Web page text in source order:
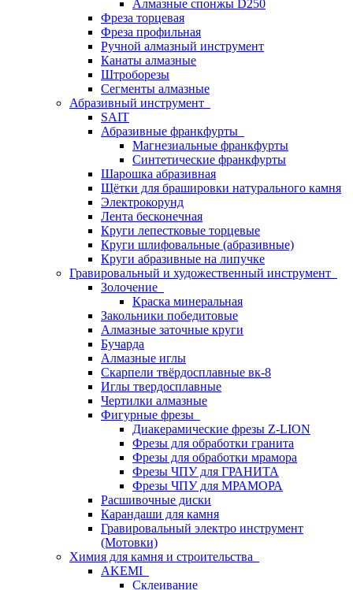
Алмазные спонжы D250
Фреза торцевая
Фреза профильная
Ручной алмазный инструмент
Канаты алмазные
Штроборезы
Сегменты алмазные
Абразивный инструмент
SAIT
Абразивные франкфурты
Магнезиальные франкфурты
Синтетические франкфурты
Шарошка абразивная
Щётки для брашировки натурального камня
Электрокорунд
Лента бесконечная
Круги лепестковые торцевые
Круги шлифовальные (абразивные)
Круги абразивные на липучке
Гравировальный и художественный инструмент
Золочение
Краска минеральная
Закольники победитовые
Алмазные заточные круги
Бучарда
Алмазные иглы
Скарпели твёрдосплавные вк-8
Иглы твердосплавные
Чертилки алмазные
Фигурные фрезы
Диакерамические фрезы Z-LION
Фрезы для обработки гранита
Фрезы для обработки мрамора
Фрезы ЧПУ для ГРАНИТА
Фрезы ЧПУ для МРАМОРА
Расшивочные диски
Карандаши для камня
Гравировальный электро инструмент
(Мотовки)
Химия для камня и строительства
AKEMI
Склеивание